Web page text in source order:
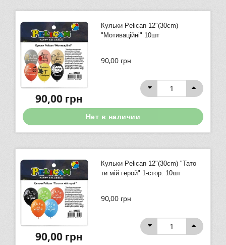
Кульки Pelican 12"(30сm)
"Мотиваційні" 10шт
90,00 грн
90,00грн
Нет в наличии
Кульки Pelican 12"(30сm) "Тато
ти мій герой" 1-стор. 10шт
90,00 грн
90,00грн